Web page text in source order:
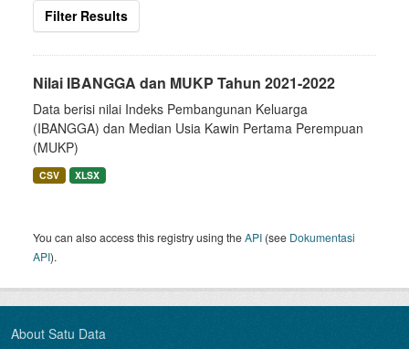
Filter Results
Nilai IBANGGA dan MUKP Tahun 2021-2022
Data berisi nilai Indeks Pembangunan Keluarga
(IBANGGA) dan Median Usia Kawin Pertama Perempuan
(MUKP)
CSV XLSX
You can also access this registry using theAPI (see Dokumentasi
API).
About Satu Data